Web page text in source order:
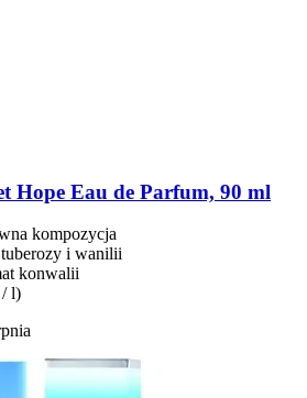
Hope Eau de Parfum, 90 ml
kompozycja
i wanilii
konwalii
/ l)